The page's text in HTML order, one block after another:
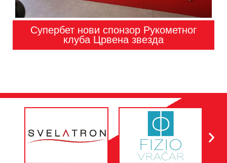
Супербет нови спонзор Рукометног
клуба Црвена звезда